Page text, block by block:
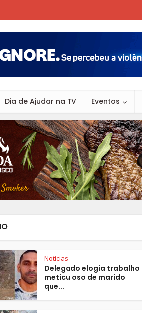
Dia de Ajudar na TV Eventos
Notícias
Delegado elogia trabalho
meticuloso de marido
que...